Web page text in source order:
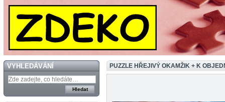
VYHLEDÁVÁNÍ PUZZLE HŘEJIVÝ OKAMŽIK + K